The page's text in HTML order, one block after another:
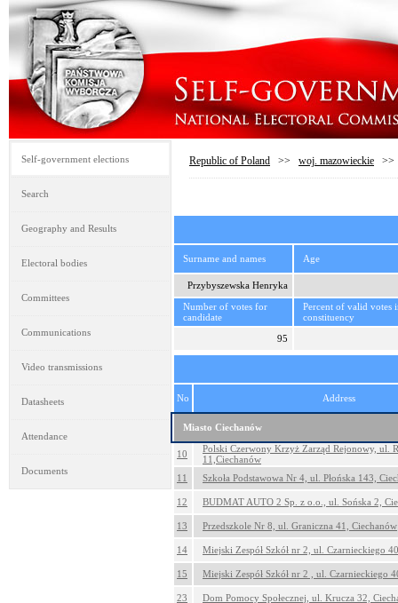
Self-government elections
Search
Geography and Results
Electoral bodies
Committees
Communications
Video transmissions
Datasheets
Attendance
Documents
Republic of Poland >> woj. mazowieckie
Surname and names Age
Przybyszewska Henryka
Number of votes for
candidate
Percent of valid votes
constituency
95
No Address
Miasto Ciechanów
10
Polski Czerwony Krzyż Zarząd Rejonowy, ul.
11,Ciechanów
11
Szkoła Podstawowa Nr 4, ul. Płońska 143,
12 BUDMAT AUTO 2 Sp. z o.o., ul. Sońska 2,
13 Przedszkole Nr 8, ul. Graniczna 41, Ciechanów
14 Miejski Zespół Szkół nr 2, ul. Czarnieckiego
15 Miejski Zespół Szkół nr 2 , ul. Czarnieckiego
23 Dom Pomocy Społecznej, ul. Krucza 32,